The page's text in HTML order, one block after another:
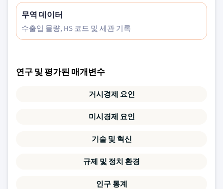
무역 데이터
수출입 물량, HS 코드 및 세관 기록
연구 및 평가된 매개변수
거시경제 요인
미시경제 요인
기술 및 혁신
규제 및 정치 환경
인구 통계